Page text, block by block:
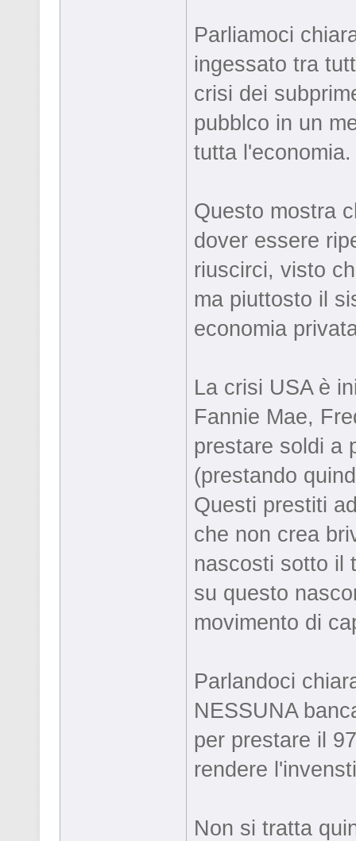
Parliamoci
ingessato tra
crisi dei
pubblco in un
tutta
Questo mostra
dover essere
riuscirci, visto
ma piuttosto il
economia
La crisi USA è
Fannie Mae,
prestare soldi a
(prestando
Questi prestiti
che non crea
nascosti sotto il
su questo
movimento di
Parlandoci
NESSUNA
per prestare il
rendere
Non si tratta